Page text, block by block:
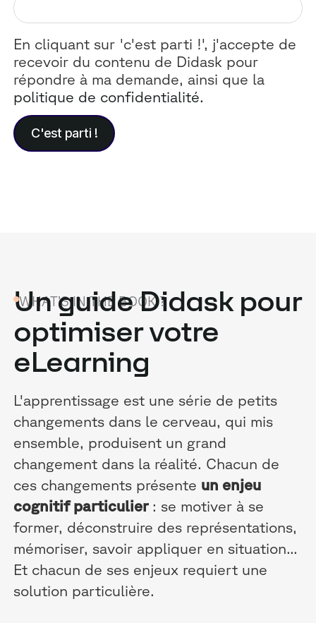
En cliquant sur 'c'est parti !', j'accepte de
recevoir du contenu de Didask pour
répondre à ma demande, ainsi que la
politique de confidentialité.
WHAT’S IN THE BOOK ?
Un guide Didask pour
optimiser votre
eLearning
L'apprentissage est une série de petits
changements dans le cerveau, qui mis
ensemble, produisent un grand
changement dans la réalité. Chacun de
ces changements présente un enjeu
cognitif particulier: se motiver à se
former, déconstruire des représentations,
mémoriser, savoir appliquer en situation...
Et chacun de ses enjeux requiert une
solution particulière.